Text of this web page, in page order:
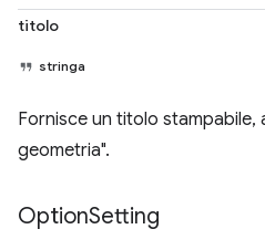
titolo
stringa
Fornisce un titolo stampabile,
geometria".
OptionSetting